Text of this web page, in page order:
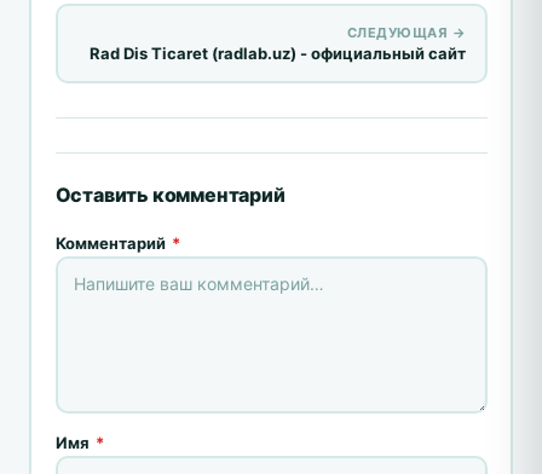
СЛЕДУЮЩАЯ →
Rad Dis Ticaret (radlab.uz) - официальный сайт
Оставить комментарий
Комментарий *
Имя *